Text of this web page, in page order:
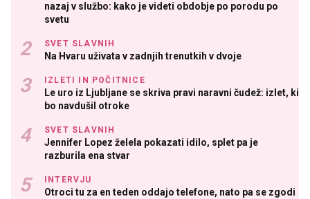
nazaj v službo: kako je videti obdobje po porodu po
svetu
SVET SLAVNIH
Na Hvaru uživata v zadnjih trenutkih v dvoje
IZLETI IN POČITNICE
Le uro iz Ljubljane se skriva pravi naravni čudež: izlet, ki
bo navdušil otroke
SVET SLAVNIH
Jennifer Lopez želela pokazati idilo, splet pa je
razburila ena stvar
INTERVJU
Otroci tu za en teden oddajo telefone, nato pa se zgodi